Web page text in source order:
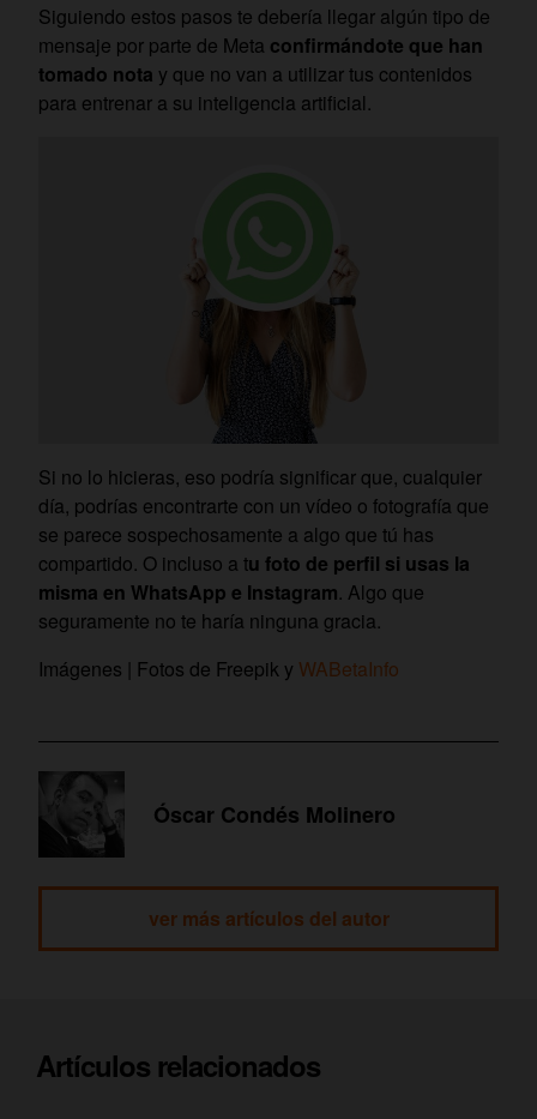
Siguiendo estos pasos te debería llegar algún tipo de
mensaje por parte de Meta confirmándote que han
tomado nota y que no van a utilizar tus contenidos
para entrenar a su inteligencia artificial.
Si no lo hicieras, eso podría significar que, cualquier
día, podrías encontrarte con un vídeo o fotografía que
se parece sospechosamente a algo que tú has
compartido. O incluso a tu foto de perfil si usas la
misma en WhatsApp e Instagram. Algo que
seguramente no te haría ninguna gracia.
Imágenes | Fotos de Freepik y WABetaInfo
Óscar Condés Molinero
ver más artículos del autor
Artículos relacionados